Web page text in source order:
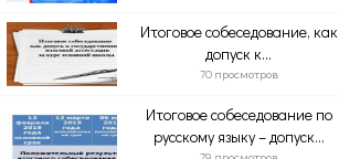
Итоговое собеседование, как
допуск к...
70 просмотров
Итоговое собеседование по
русскому языку – допуск...